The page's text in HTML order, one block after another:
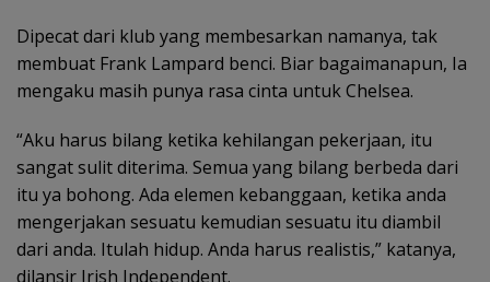
Dipecat dari klub yang membesarkan namanya, tak
membuat Frank Lampard benci. Biar bagaimanapun, Ia
mengaku masih punya rasa cinta untuk Chelsea.
“Aku harus bilang ketika kehilangan pekerjaan, itu
sangat sulit diterima. Semua yang bilang berbeda dari
itu ya bohong. Ada elemen kebanggaan, ketika anda
mengerjakan sesuatu kemudian sesuatu itu diambil
dari anda. Itulah hidup. Anda harus realistis,” katanya,
dilansir Irish Independent.